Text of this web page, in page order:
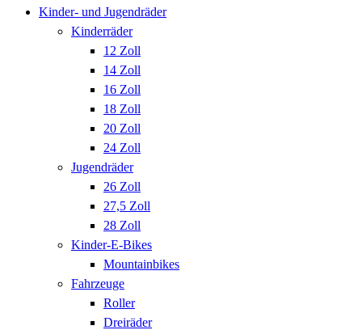
Kinder- und Jugendräder
Kinderräder
12 Zoll
14 Zoll
16 Zoll
18 Zoll
20 Zoll
24 Zoll
Jugendräder
26 Zoll
27,5 Zoll
28 Zoll
Kinder-E-Bikes
Mountainbikes
Fahrzeuge
Roller
Dreiräder